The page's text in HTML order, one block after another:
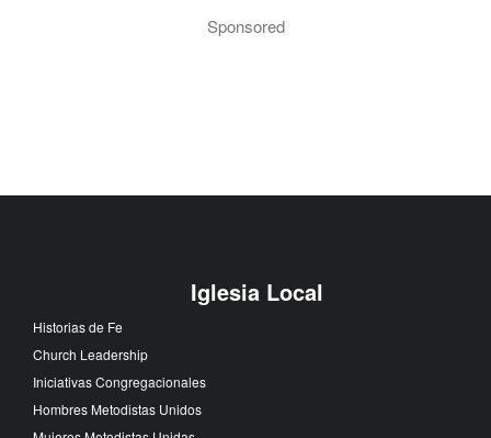
Sponsored
Iglesia Local
Historias de Fe
Church Leadership
Iniciativas Congregacionales
Hombres Metodistas Unidos